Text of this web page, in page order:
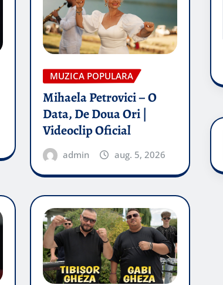
MUZICA POPULARA
Mihaela Petrovici – O
Data, De Doua Ori |
Videoclip Oficial
admin aug. 5, 2026